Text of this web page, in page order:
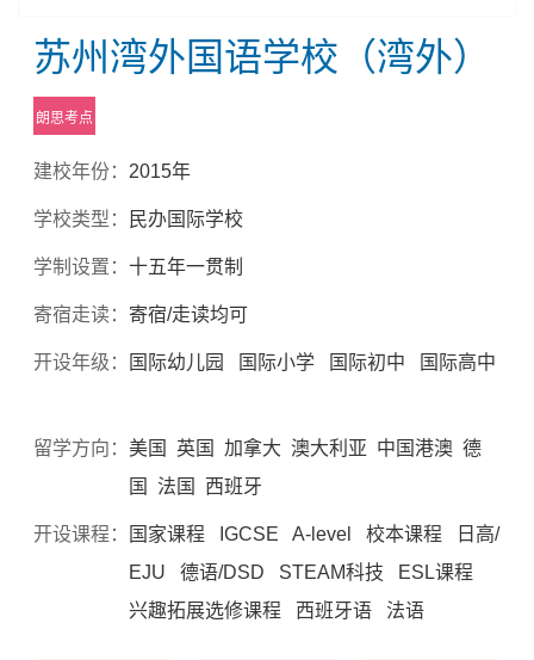
苏州湾外国语学校（湾外）
朗思考点
建校年份： 2015年
学校类型： 民办国际学校
学制设置：十五年一贯制
寄宿走读： 寄宿/走读均可
开设年级： 国际幼儿园 国际小学 国际初中 国际高中
留学方向： 美国 英国 加拿大 澳大利亚 中国港澳 德
国 法国 西班牙
开设课程：
国家课程 IGCSE A-level 校本课程 日高/
EJU 德语/DSD STEAM科技 ESL课程
兴趣拓展选修课程 西班牙语 法语